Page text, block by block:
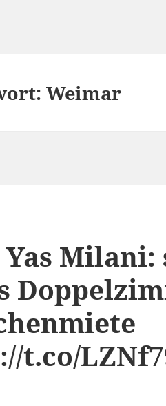
Weimar
Milani:
t.co/